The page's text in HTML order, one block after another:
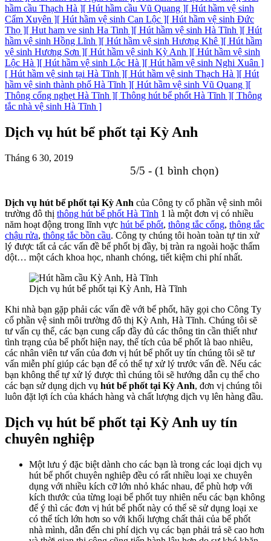
hầm cầu Thạch Hà ][ Hút hầm cầu Vũ Quang ][ Hút hầm vệ sinh
Cẩm Xuyên ][ Hút hầm vệ sinh Can Lộc ][ Hút hầm vệ sinh Đức
Thọ ][ Hut ham ve sinh Ha Tinh ][ Hút hầm vệ sinh Hà Tĩnh ][ Hút
hầm vệ sinh Hồng Lĩnh ][ Hút hầm vệ sinh Hương Khê ][ Hút hầm
vệ sinh Hương Sơn ][ Hút hầm vệ sinh Kỳ Anh ][ Hút hầm vệ sinh
Lộc Hà ][ Hút hầm vệ sinh Lộc Hà ][ Hút hầm vệ sinh Nghi Xuân ]
[ Hút hầm vệ sinh tại Hà Tĩnh ][ Hút hầm vệ sinh Thạch Hà ][ Hút
hầm vệ sinh thành phố Hà Tĩnh ][ Hút hầm vệ sinh Vũ Quang ][
Thông cống nghẹt Hà Tĩnh ][ Thông hút bể phốt Hà Tĩnh ][ Thông
tắc nhà vệ sinh Hà Tĩnh ]
Dịch vụ hút bể phốt tại Kỳ Anh
Tháng 6 30, 2019
5/5 - (1 bình chọn)
Dịch vụ hút bể phốt tại Kỳ Anh của Công ty cổ phần vệ sinh môi
trường đô thị thông hút bể phốt Hà Tĩnh 1 là một đơn vị có nhiều
năm hoạt động trong lĩnh vực hút bể phốt, thông tắc cống, thông tắc
chậu rửa, thông tắc bồn cầu. Công ty chúng tôi hoàn toàn tự tin xử
lý được tất cả các vấn đề bể phốt bị đầy, bị tràn ra ngoài hoặc thấm
dột… một cách khoa học, nhanh chóng, tiết kiệm chi phí nhất.
Dịch vụ hút bể phốt tại Kỳ Anh, Hà Tĩnh
Khi nhà bạn gặp phải các vấn đề với bể phốt, hãy gọi cho Công Ty
cổ phần vệ sinh môi trường đô thị Kỳ Anh, Hà Tĩnh. Chúng tôi sẽ
tư vấn cụ thể, các bạn cung cấp đầy đủ các thông tin cần thiết như
tình trạng của bể phốt hiện nay, thể tích của bể phốt là bao nhiêu,
các nhân viên tư vấn của đơn vị hút bể phốt uy tín chúng tôi sẽ tư
vấn miễn phí giúp các bạn để có thể tự xử lý trước vấn đề. Nếu các
bạn không thể tự xử lý được thì chúng tôi sẽ hướng dẫn cụ thể cho
các bạn sử dụng dịch vụ hút bể phốt tại Kỳ Anh, đơn vị chúng tôi
luôn đặt lợi ích của khách hàng và chất lượng dịch vụ lên hàng đầu.
Dịch vụ hút bể phốt tại Kỳ Anh uy tín
chuyên nghiệp
Một lưu ý đặc biệt dành cho các bạn là trong các loại dịch vụ
hút bể phốt chuyên nghiêp đều có rất nhiều loại xe chuyên
dụng với nhiều kích cỡ lớn nhỏ khác nhau, để phù hơp với
kích thước của từng loại bể phốt tuy nhiên nếu các bạn không
để ý thì các đơn vị hút bể phốt này có thể sẽ sử dụng loại xe
có thể tích lớn hơn so với khối lượng chất thải của bể phốt
nhà mình, dẫn đến chi phí dịch vụ các bạn phải trả sẽ cao hơn